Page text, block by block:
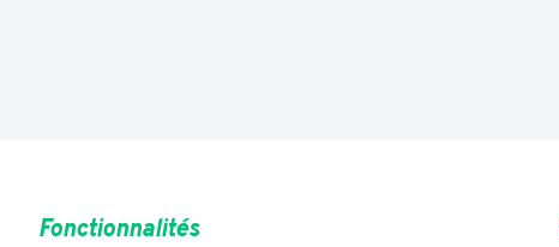
Fonctionnalités